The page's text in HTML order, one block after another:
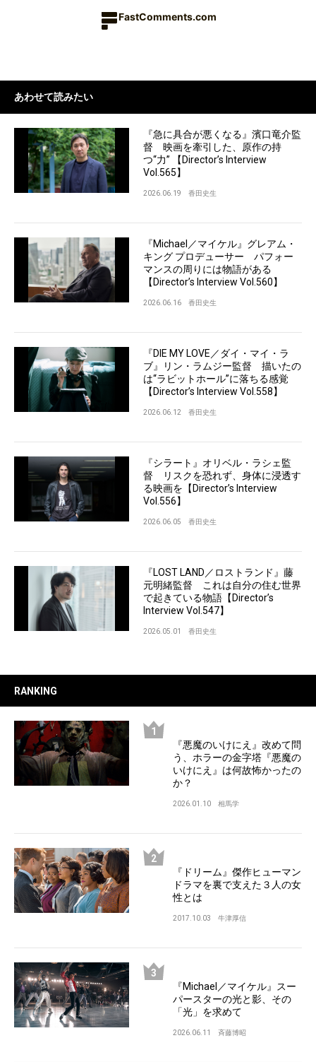
FastComments.com
あわせて読みたい
『急に具合が悪くなる』濱口竜介監
督 映画を牽引した、原作の持
つ“力” 【Director’s Interview
Vol.565】
2026.06.19 香田史生
『Michael／マイケル』グレアム・
キング プロデューサー パフォー
マンスの周りには物語がある
【Director’s Interview Vol.560】
2026.06.16 香田史生
『DIE MY LOVE／ダイ・マイ・ラ
ブ』リン・ラムジー監督 描いたの
は“ラビットホール”に落ちる感覚
【Director’s Interview Vol.558】
2026.06.12 香田史生
『シラート』オリベル・ラシェ監
督 リスクを恐れず、身体に浸透す
る映画を【Director’s Interview
Vol.556】
2026.06.05 香田史生
『LOST LAND／ロストランド』藤
元明緒監督 これは自分の住む世界
で起きている物語【Director’s
Interview Vol.547】
2026.05.01 香田史生
RANKING
『悪魔のいけにえ』改めて問
う、ホラーの金字塔『悪魔の
いけにえ』は何故怖かったの
か？
2026.01.10 相馬学
『ドリーム』傑作ヒューマン
ドラマを裏で支えた３人の女
性とは
2017.10.03 牛津厚信
『Michael／マイケル』スー
パースターの光と影、その
「光」を求めて
2026.06.11 斉藤博昭